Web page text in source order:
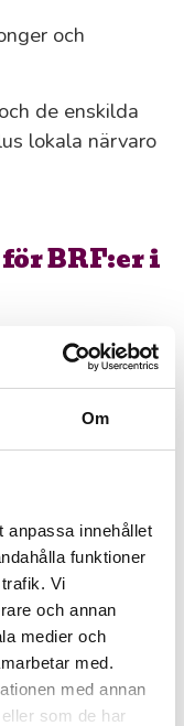
Om
anpassa innehållet
funktioner
Vi
och annan
medier och
med.
med annan
som de har
och
de enskilda
lokala närvaro
BRF:er i
behov
över tid.
eller så
personal
erbjuder
helt efter er